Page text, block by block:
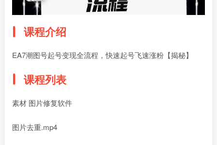
课程介绍
EA7潮图号起号变现全流程，快速起号飞速涨粉【揭秘】
课程列表
素材 图片修复软件
图片去重.mp4